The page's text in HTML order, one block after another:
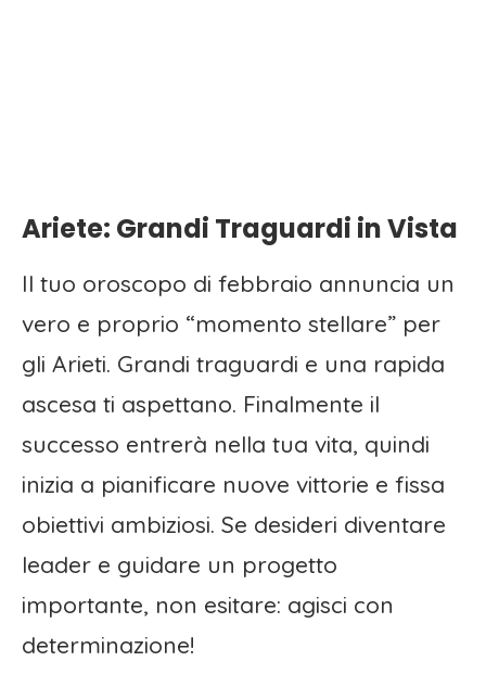
Ariete: Grandi Traguardi in Vista
Il tuo oroscopo di febbraio annuncia un
vero e proprio “momento stellare” per
gli Arieti. Grandi traguardi e una rapida
ascesa ti aspettano. Finalmente il
successo entrerà nella tua vita, quindi
inizia a pianificare nuove vittorie e fissa
obiettivi ambiziosi. Se desideri diventare
leader e guidare un progetto
importante, non esitare: agisci con
determinazione!